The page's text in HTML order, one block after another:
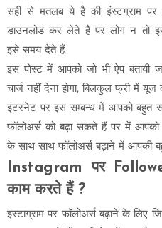
सही से मतलब ये है की इंस्टग्राम पर
डाउनलोड कर लेते हैं पर लोग न तो
इसे समय देते हैं.
इस पोस्ट में आपको जो भी ऐप बतायी
चार्ज नहीं देना होगा, बिलकुल फ्री में
इंटरनेट पर इस सम्बन्ध में आपको बहुत
फॉलोअर्स को बढ़ा सकते हैं पर में आपको
के साथ साथ फॉलोअर्स बढ़ाने में आपकी
Instagram पर
काम करते हैं ?
इंस्टाग्राम पर फॉलोअर्स बढ़ाने के लिए